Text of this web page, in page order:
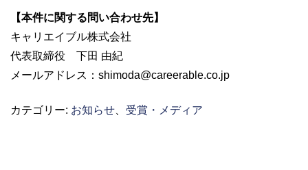
【本件に関する問い合わせ先】
キャリエイブル株式会社
代表取締役 下田 由紀
メールアドレス：shimoda@careerable.co.jp
カテゴリー: お知らせ 受賞・メディア